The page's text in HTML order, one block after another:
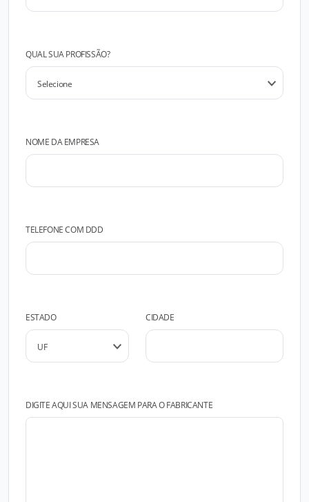
QUAL SUA PROFISSÃO?
NOME DA EMPRESA
TELEFONE COM DDD
ESTADO CIDADE
DIGITE AQUI SUA MENSAGEM PARA O FABRICANTE